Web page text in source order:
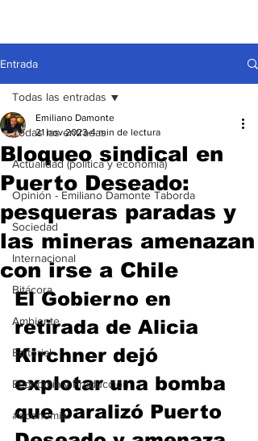
Entrada
Todas las entradas
Actualidad (política y economía)
Opinión - Emiliano Damonte Taborda
Sociedad
Internacional
Bitácora
Ambiente
Editorial
Economía y Producción
#economia
Todas las entradas
Bloqueo sindical en
Puerto Deseado:
pesqueras paradas y
las mineras amenazan
con irse a Chile
Emiliano Damonte
21 nov 2023 4 min de lectura
El Gobierno en
retirada de Alicia
Kirchner dejó
explotar una bomba
que paralizó Puerto